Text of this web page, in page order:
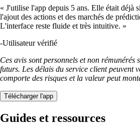
« J'utilise l'app depuis 5 ans. Elle était déjà
l'ajout des actions et des marchés de
L'interface reste fluide et très intuitive. »
-Utilisateur vérifié
Ces avis sont personnels et non rémunérés
futurs. Les délais du service client peuvent
comporte des risques et la valeur peut
Télécharger l'app
Guides et ressources